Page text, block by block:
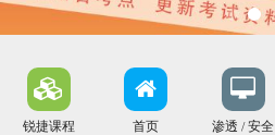
锐捷课程 首页 渗透 / 安全